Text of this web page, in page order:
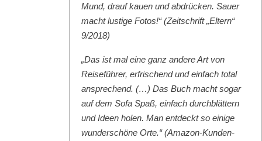
Mund, drauf kauen und abdrück­en. Sauer
macht lustige Fotos!“ (Zeitschrift „Eltern“
9/2018)
„Das ist mal eine ganz andere Art von
Reise­führer, erfrischend und ein­fach total
ansprechend. (…) Das Buch macht sog­ar
auf dem Sofa Spaß, ein­fach durch­blät­tern
und Ideen holen. Man ent­deckt so einige
wun­der­schöne Orte.“ (Ama­zon-Kun­den­